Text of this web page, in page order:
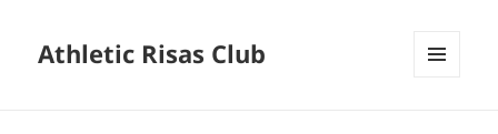
Athletic Risas Club